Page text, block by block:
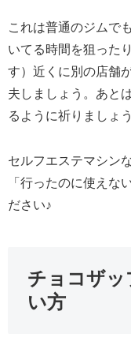
これは普通のジムで
いてる時間を狙った
す）近くに別の店舗
夫しましょう。あと
るように祈りましょ
セルフエステマシン
「行ったのに使えな
ださい♪
チョコザ
い方